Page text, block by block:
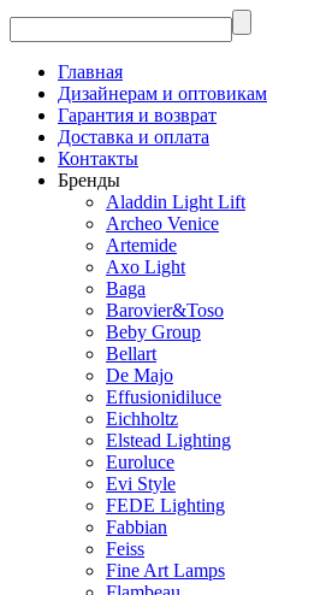
Главная
Дизайнерам и оптовикам
Гарантия и возврат
Доставка и оплата
Контакты
Бренды
Aladdin Light Lift
Archeo Venice
Artemide
Axo Light
Baga
Barovier&Toso
Beby Group
Bellart
De Majo
Effusionidiluce
Eichholtz
Elstead Lighting
Euroluce
Evi Style
FEDE Lighting
Fabbian
Feiss
Fine Art Lamps